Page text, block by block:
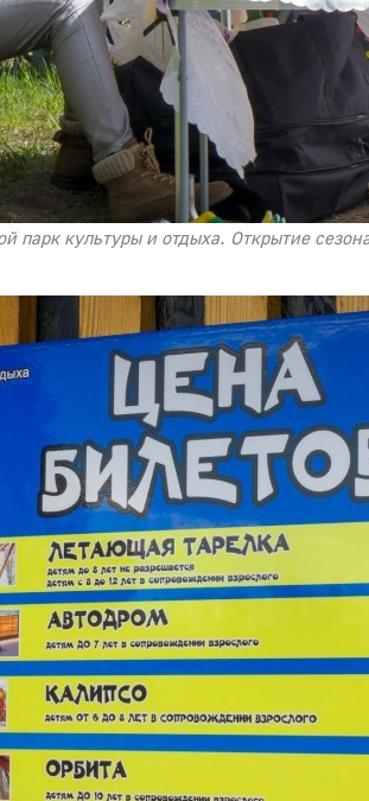
парк культуры и отдыха. Открытие